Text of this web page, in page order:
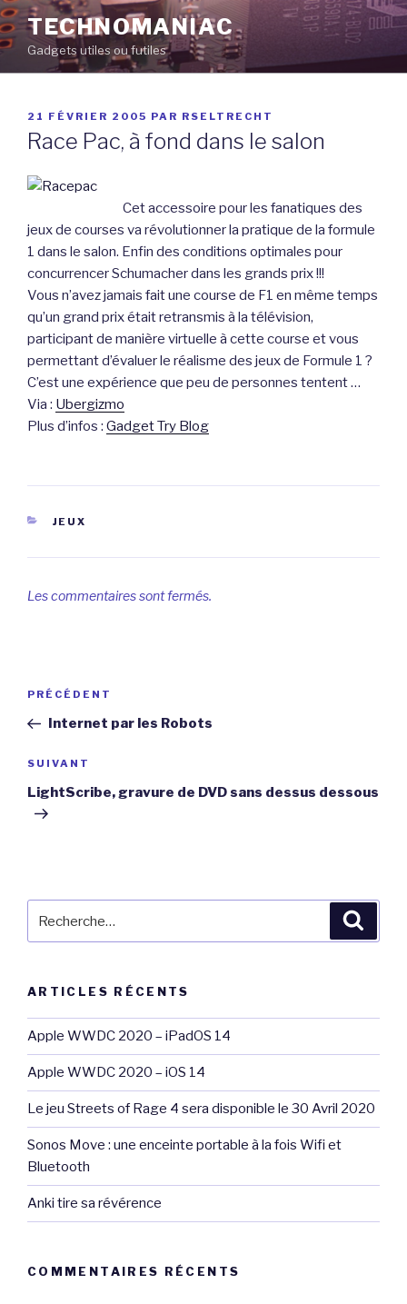
Aller
au
contenu
principal
TECHNOMANIAC
Gadgets utiles ou futiles
PUBLIÉ
LE
21 FÉVRIER 2005 PAR RSELTRECHT
Race Pac, à fond dans le salon
Cet accessoire pour les fanatiques des
jeux de courses va révolutionner la pratique de la formule
1 dans le salon. Enfin des conditions optimales pour
concurrencer Schumacher dans les grands prix !!!
Vous n’avez jamais fait une course de F1 en même temps
qu’un grand prix était retransmis à la télévision,
participant de manière virtuelle à cette course et vous
permettant d’évaluer le réalisme des jeux de Formule 1 ?
C’est une expérience que peu de personnes tentent …
Via : Ubergizmo
Plus d’infos : Gadget Try Blog
CATÉGORIES
JEUX
Les commentaires sont fermés.
Navigation
l’article
Article
précédent
PRÉCÉDENT
Internet par les Robots
Article
suivant
SUIVANT
LightScribe, gravure de DVD sans dessus dessous
pour
ARTICLES RÉCENTS
Apple WWDC 2020 – iPadOS 14
Apple WWDC 2020 – iOS 14
Le jeu Streets of Rage 4 sera disponible le 30 Avril 2020
Sonos Move : une enceinte portable à la fois Wifi et
Bluetooth
Anki tire sa révérence
COMMENTAIRES RÉCENTS